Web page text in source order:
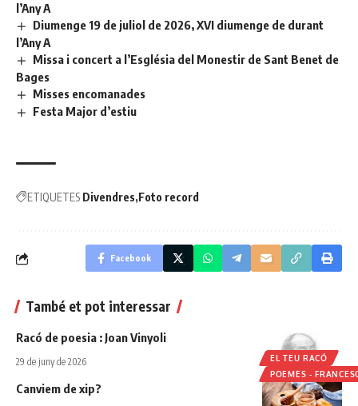
l’Any A
Diumenge 19 de juliol de 2026, XVI diumenge de durant
l’Any A
Missa i concert a l’Església del Monestir de Sant Benet de
Bages
Misses encomanades
Festa Major d’estiu
ETIQUETES Divendres Foto record
Facebook
També et pot interessar
EL TEU RACÓ
POEMES -
Racó de poesia : Joan Vinyoli
29 de juny de 2026
Canviem de xip?